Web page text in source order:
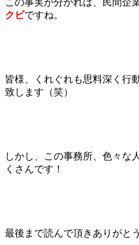
クビですね。
皆様、くれぐれも思料深く行
致します（笑）
しかし、この事務所、色々な
くさんです！
最後まで読んで頂きありがと